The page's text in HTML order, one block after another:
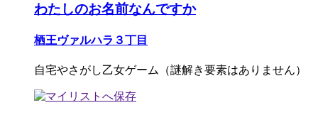
わたしのお名前なんですか
栖王ヴァルハラ３丁目
自宅やさがし乙女ゲーム（謎解き要素はありません）